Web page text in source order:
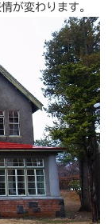
が変わります。